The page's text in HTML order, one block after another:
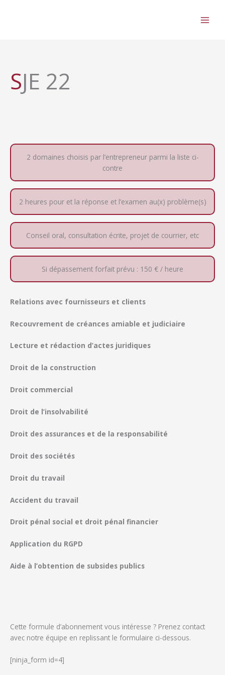
SJE 22
2 domaines choisis par l’entrepreneur parmi la liste ci-
contre
2 heures pour et la réponse et l’examen au(x) problème(s)
Conseil oral, consultation écrite, projet de courrier, etc
Si dépassement forfait prévu : 150 € / heure
Relations avec fournisseurs et clients
Recouvrement de créances amiable et judiciaire
Lecture et rédaction d’actes juridiques
Droit de la construction
Droit commercial
Droit de l’insolvabilité
Droit des assurances et de la responsabilité
Droit des sociétés
Droit du travail
Accident du travail
Droit pénal social et droit pénal financier
Application du RGPD
Aide à l’obtention de subsides publics
Cette formule d’abonnement vous intéresse ? Prenez contact
avec notre équipe en replissant le formulaire ci-dessous.
[ninja_form id=4]